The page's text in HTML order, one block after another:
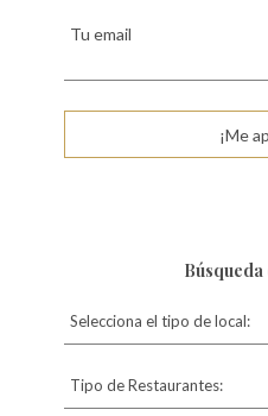
Tu email
¡Me
Selecciona el tipo de local:
Tipo de Restaurantes: